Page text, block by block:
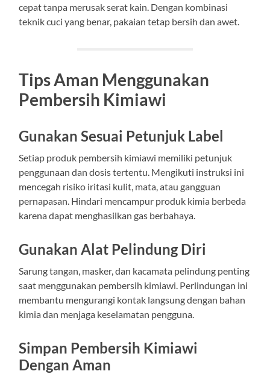
cepat tanpa merusak serat kain. Dengan kombinasi
teknik cuci yang benar, pakaian tetap bersih dan awet.
Tips Aman Menggunakan
Pembersih Kimiawi
Gunakan Sesuai Petunjuk Label
Setiap produk pembersih kimiawi memiliki petunjuk
penggunaan dan dosis tertentu. Mengikuti instruksi ini
mencegah risiko iritasi kulit, mata, atau gangguan
pernapasan. Hindari mencampur produk kimia berbeda
karena dapat menghasilkan gas berbahaya.
Gunakan Alat Pelindung Diri
Sarung tangan, masker, dan kacamata pelindung penting
saat menggunakan pembersih kimiawi. Perlindungan ini
membantu mengurangi kontak langsung dengan bahan
kimia dan menjaga keselamatan pengguna.
Simpan Pembersih Kimiawi
Dengan Aman